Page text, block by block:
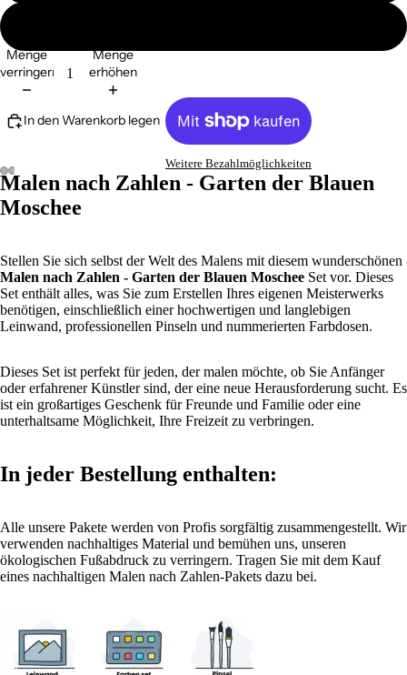
Menge
verringern
Menge
erhöhen
In den Warenkorb legen
Weitere Bezahlmöglichkeiten
Malen nach Zahlen - Garten der Blauen
Moschee
Stellen Sie sich selbst der Welt des Malens mit diesem wunderschönen
Malen nach Zahlen - Garten der Blauen Moschee Set vor. Dieses
Set enthält alles, was Sie zum Erstellen Ihres eigenen Meisterwerks
benötigen, einschließlich einer hochwertigen und langlebigen
Leinwand, professionellen Pinseln und nummerierten Farbdosen.
Dieses Set ist perfekt für jeden, der malen möchte, ob Sie Anfänger
oder erfahrener Künstler sind, der eine neue Herausforderung sucht. Es
ist ein großartiges Geschenk für Freunde und Familie oder eine
unterhaltsame Möglichkeit, Ihre Freizeit zu verbringen.
In jeder Bestellung enthalten:
Alle unsere Pakete werden von Profis sorgfältig zusammengestellt. Wir
verwenden nachhaltiges Material und bemühen uns, unseren
ökologischen Fußabdruck zu verringern. Tragen Sie mit dem Kauf
eines nachhaltigen Malen nach Zahlen-Pakets dazu bei.